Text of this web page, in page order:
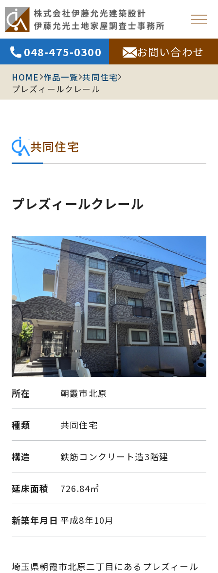
048-475-0300 お問い合わせ
HOME 作品一覧 共同住宅
プレズィールクレール
共同住宅
プレズィールクレール
所在 朝霞市北原
種類 共同住宅
構造 鉄筋コンクリート造3階建
延床面積 726.84㎡
新築年月日 平成8年10月
埼玉県朝霞市北原二丁目にあるプレズィール